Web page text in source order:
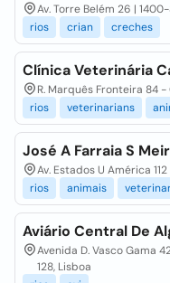
Av. Torre Belém 26 |
rios
crian creches
Clínica Veterinária
R. Marquês Fronteira 84
rios
veterinarians
José A Farraia S
Av. Estados U América
rios
animais
Aviário Central De
Avenida D. Vasco Gama
128, Lisboa